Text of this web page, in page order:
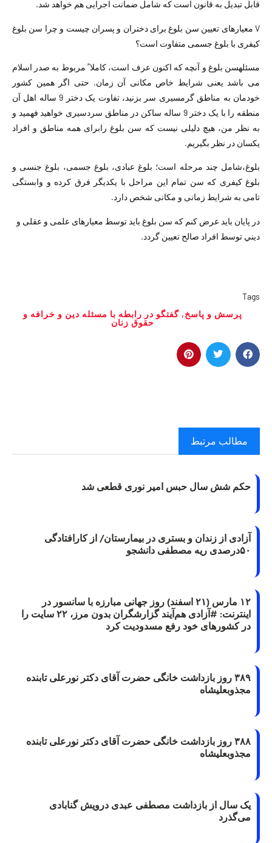
قابل تبدیل به قانون است که شامل ضمانت اجرایی هم خواهد شد.
V معیارهای تعیین سن بلوغ برای دختران و پسران چیست و چرا سن بلوغ
کیفری با بلوغ جسمی متفاوت است؟
مسئلهسن بلوغ و آنچه که اکنون عرف است، کاملا ً مربوط به صدر اسلام
می باشد یعنی شرایط خاص مکانی آن زمان. حتی اگر همین کشور
خودمان به مناطق گرمسیری سر بزنید، تفاوت یک دختر 9 ساله اهل آن
منطقه را با یک دختر 9 ساله ساکن در مناطق سردسیری خواهید فهمید و
به نظر من، هیچ دلیلی نیست که سن بلوغ رابرای همه مناطق و افراد
یکسان در نظر بگیریم.
بلوغ،شامل چند مرحله است؛ بلوغ عبادی، بلوغ جسمی، بلوغ جنسی و
بلوغ کیفری که سن تمام این مراحل با یکدیگر فرق کرده و وابستگی
تامی به شرایط زمانی و مکانی شخص دارد.
در پایان باید عرض کنم که سن بلوغ باید توسط معیارهای علمی و عقلی و
ديني توسط افراد صالح تعیین گردد.
Tags
پرسش و پاسخ,گفتگو در رابطه با مسئله دین و خرافه و
حقوق زنان
مطالب مرتبط
حکم شش سال حبس امیر نوری قطعی شد
آزادی از زندان و بستری در بیمارستان/ از کارافتادگی
۵۰درصدی ریه مصطفی دانشجو
۱۲ مارس (۲۱ اسفند) روز جهانی مبارزه با سانسور در
اینترنت: #آزادی هم‌آیند گزارشگران‌ بدون مرز، ۲۲ سایت را
در کشورهای خود رفع مسدودیت کرد
۳۸۹ روز بازداشت خانگی حضرت آقای دکتر نورعلی تابنده
مجذوبعلیشاه
۳۸۸ روز بازداشت خانگی حضرت آقای دکتر نورعلی تابنده
مجذوبعلیشاه
یک سال از بازداشت مصطفی عبدی درویش گنابادی
می‌گذرد